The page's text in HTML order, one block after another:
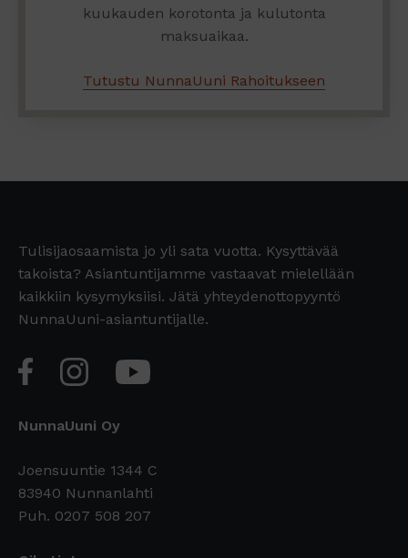
kuukauden korotonta ja kulutonta
maksuaikaa.
Tutustu NunnaUuni Rahoitukseen
Tulisijaosaamista jo yli sata vuotta. Kysyttävää
takoista? Asiantuntijamme vastaavat mielellään
kaikkiin kysymyksiisi. Jätä yhteydenottopyyntö
NunnaUuni-asiantuntijalle.
NunnaUuni Oy
Joensuuntie 1344 C
83940 Nunnanlahti
Puh. 0207 508 207